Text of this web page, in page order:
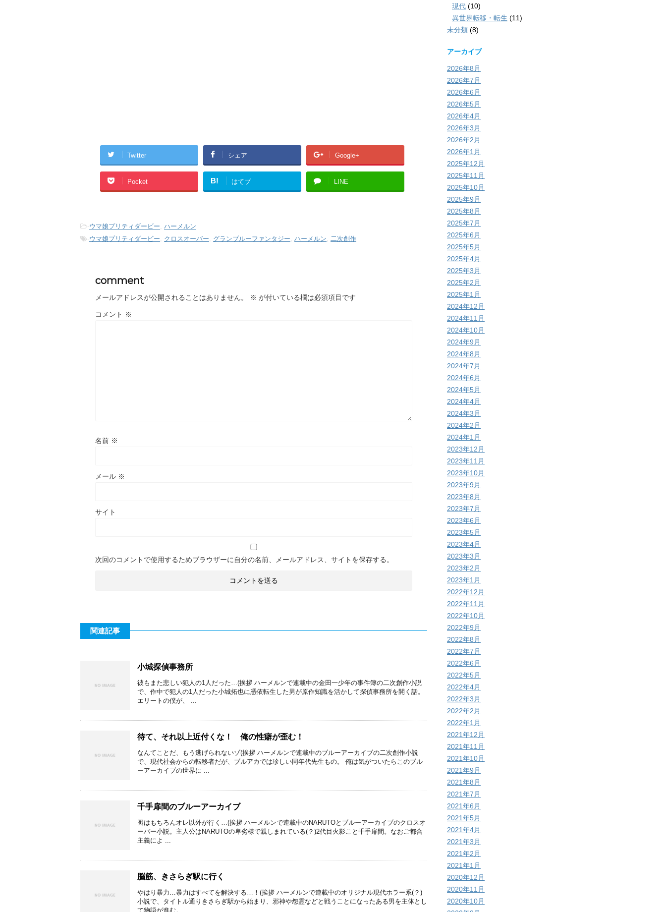
Twitter シェア Google+
Pocket B! はてブ LINE
-ウマ娘プリティダービー, ハーメルン
-ウマ娘プリティダービー, クロスオーバー, グランブルーファンタジー, ハーメルン, 二次創作
comment
メールアドレスが公開されることはありません。 ※ が付いている欄は必須項目です
コメント ※
名前 ※
メール ※
サイト
次回のコメントで使用するためブラウザーに自分の名前、メールアドレス、サイトを保存する。
関連記事
小城探偵事務所
彼もまた悲しい犯人の1人だった…(挨拶 ハーメルンで連載中の金田一少年の事件簿の二次創作小説
で、作中で犯人の1人だった小城拓也に憑依転生した男が原作知識を活かして探偵事務所を開く話。
エリートの僕が、 ...
待て、それ以上近付くな！ 俺の性癖が歪む！
なんてことだ、もう逃げられないゾ(挨拶 ハーメルンで連載中のブルーアーカイブの二次創作小説
で、現代社会からの転移者だが、ブルアカでは珍しい同年代先生もの。 俺は気がついたらこのブル
ーアーカイブの世界に ...
千手扉間のブルーアーカイブ
囮はもちろんオレ以外が行く…(挨拶 ハーメルンで連載中のNARUTOとブルーアーカイブのクロスオ
ーバー小説。主人公はNARUTOの卑劣様で親しまれている(？)2代目火影こと千手扉間。なおご都合
主義によ ...
脳筋、きさらぎ駅に行く
やはり暴力…暴力はすべてを解決する…！(挨拶 ハーメルンで連載中のオリジナル現代ホラー系(？)
小説で、タイトル通りきさらぎ駅から始まり、邪神や怨霊などと戦うことになったある男を主体とし
て物語が進む。 ...
現代 (10)
異世界転移・転生 (11)
未分類 (8)
アーカイブ
2026年8月
2026年7月
2026年6月
2026年5月
2026年4月
2026年3月
2026年2月
2026年1月
2025年12月
2025年11月
2025年10月
2025年9月
2025年8月
2025年7月
2025年6月
2025年5月
2025年4月
2025年3月
2025年2月
2025年1月
2024年12月
2024年11月
2024年10月
2024年9月
2024年8月
2024年7月
2024年6月
2024年5月
2024年4月
2024年3月
2024年2月
2024年1月
2023年12月
2023年11月
2023年10月
2023年9月
2023年8月
2023年7月
2023年6月
2023年5月
2023年4月
2023年3月
2023年2月
2023年1月
2022年12月
2022年11月
2022年10月
2022年9月
2022年8月
2022年7月
2022年6月
2022年5月
2022年4月
2022年3月
2022年2月
2022年1月
2021年12月
2021年11月
2021年10月
2021年9月
2021年8月
2021年7月
2021年6月
2021年5月
2021年4月
2021年3月
2021年2月
2021年1月
2020年12月
2020年11月
2020年10月